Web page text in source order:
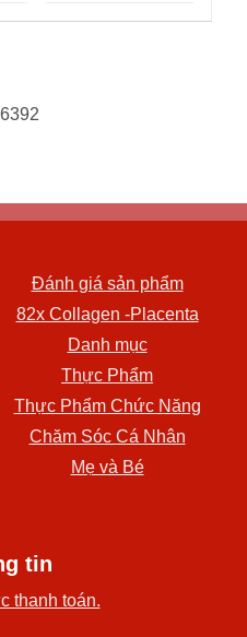
Đánh giá sản phẩm
82x Collagen -Placenta
Danh mục
Thực Phẩm
Thực Phẩm Chức Năng
Chăm Sóc Cá Nhân
Mẹ và Bé
tin
thanh toán.